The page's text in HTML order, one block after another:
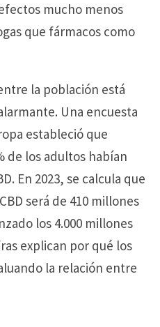
mucho menos
que fármacos como
la población está
Una encuesta
estableció que
de los adultos habían
En 2023, se calcula que
será de 410 millones
los 4.000 millones
explican por qué los
la relación entre